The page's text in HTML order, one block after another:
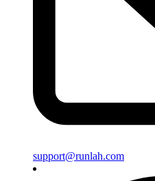
support@runlah.com